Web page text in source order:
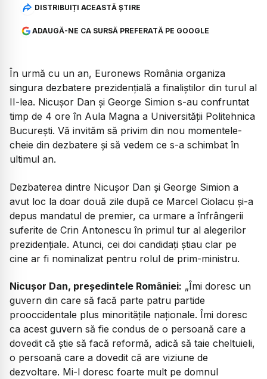
DISTRIBUIȚI ACEASTĂ ȘTIRE
ADAUGĂ-NE CA SURSĂ PREFERATĂ PE GOOGLE
În urmă cu un an, Euronews România organiza
singura dezbatere prezidențială a finaliștilor din turul al
II-lea. Nicușor Dan și George Simion s-au confruntat
timp de 4 ore în Aula Magna a Universității Politehnica
București. Vă invităm să privim din nou momentele-
cheie din dezbatere și să vedem ce s-a schimbat în
ultimul an.
Dezbaterea dintre Nicușor Dan și George Simion a
avut loc la doar două zile după ce Marcel Ciolacu și-a
depus mandatul de premier, ca urmare a înfrângerii
suferite de Crin Antonescu în primul tur al alegerilor
prezidențiale. Atunci, cei doi candidați știau clar pe
cine ar fi nominalizat pentru rolul de prim-ministru.
Nicușor Dan, președintele României: „Îmi doresc un
guvern din care să facă parte patru partide
prooccidentale plus minoritățile naționale. Îmi doresc
ca acest guvern să fie condus de o persoană care a
dovedit că știe să facă reformă, adică să taie cheltuieli,
o persoană care a dovedit că are viziune de
dezvoltare. Mi-l doresc foarte mult pe domnul